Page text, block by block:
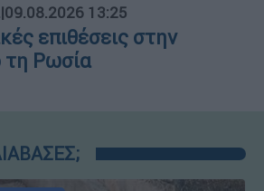
|09.08.2026 13:25
επιθέσεις στην
τη Ρωσία